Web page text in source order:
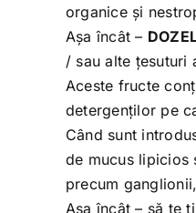
organice și
Așa încât –
/ sau alte țesuturi
Aceste fructe
detergenților pe
Când sunt
de mucus lipicios
precum
Așa încât – să te